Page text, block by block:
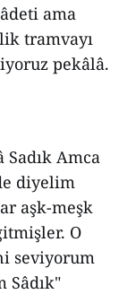
ama
tramvayı
pekâlâ.
Amca
diyelim
aşk-meşk
O
seviyorum
Sâdık"